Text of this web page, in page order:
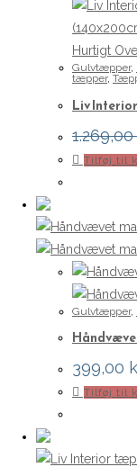
Hurtigt
Gulvtæpper,
tæpper,
Liv
1.269,00
Tilføj til
Gulvtæpper,
399,00
Tilføj til